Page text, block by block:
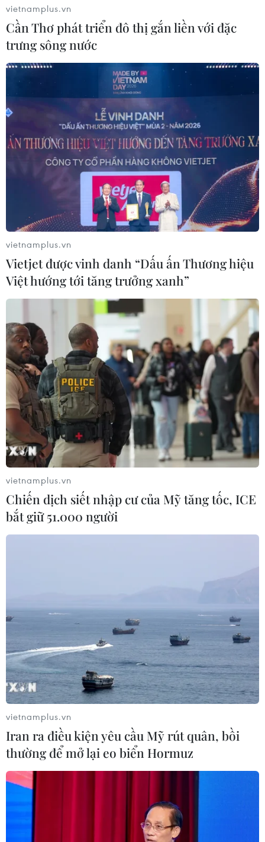
vietnamplus.vn
Cần Thơ phát triển đô thị gắn liền với đặc
trưng sông nước
vietnamplus.vn
Vietjet được vinh danh “Dấu ấn Thương hiệu
Việt hướng tới tăng trưởng xanh”
vietnamplus.vn
Chiến dịch siết nhập cư của Mỹ tăng tốc, ICE
bắt giữ 51.000 người
vietnamplus.vn
Iran ra điều kiện yêu cầu Mỹ rút quân, bồi
thường để mở lại eo biển Hormuz